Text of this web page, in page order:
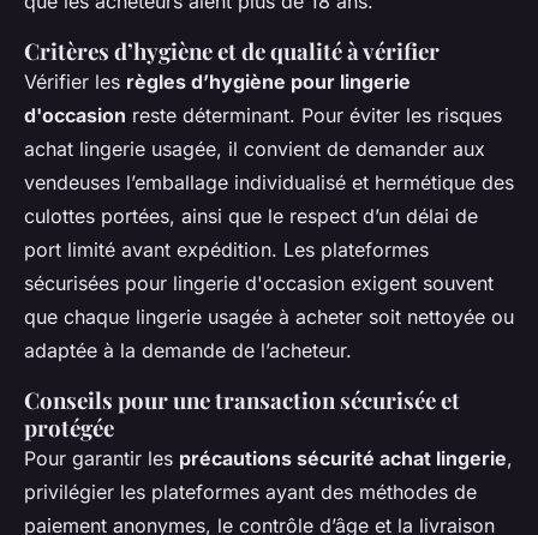
Critères d’hygiène et de qualité à vérifier
Vérifier les règles d’hygiène pour lingerie
d'occasion reste déterminant. Pour éviter les risques
achat lingerie usagée, il convient de demander aux
vendeuses l’emballage individualisé et hermétique des
culottes portées, ainsi que le respect d’un délai de
port limité avant expédition. Les plateformes
sécurisées pour lingerie d'occasion exigent souvent
que chaque lingerie usagée à acheter soit nettoyée ou
adaptée à la demande de l’acheteur.
Conseils pour une transaction sécurisée et
protégée
Pour garantir les précautions sécurité achat lingerie,
privilégier les plateformes ayant des méthodes de
paiement anonymes, le contrôle d’âge et la livraison